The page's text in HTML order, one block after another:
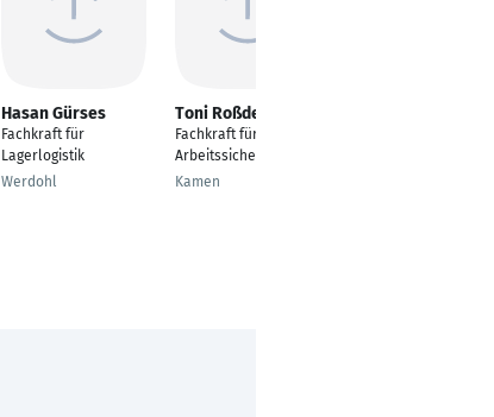
Hasan Gürses
Fachkraft für
Lagerlogistik
Werdohl
Toni Roßdeutscher
Fachkraft für
Arbeitssicherheit
Kamen